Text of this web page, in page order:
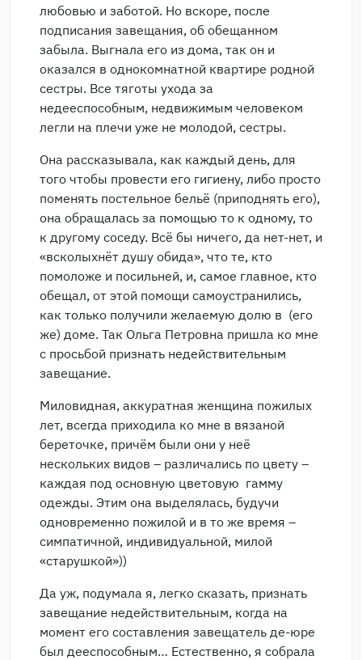
любовью и заботой. Но вскоре, после
подписания завещания, об обещанном
забыла. Выгнала его из дома, так он и
оказался в однокомнатной квартире родной
сестры. Все тяготы ухода за
недееспособным, недвижимым человеком
легли на плечи уже не молодой, сестры.
Она рассказывала, как каждый день, для
того чтобы провести его гигиену, либо просто
поменять постельное бельё (приподнять его),
она обращалась за помощью то к одному, то
к другому соседу. Всё бы ничего, да нет-нет, и
«всколыхнёт душу обида», что те, кто
помоложе и посильней, и, самое главное, кто
обещал, от этой помощи самоустранились,
как только получили желаемую долю в (его
же) доме. Так Ольга Петровна пришла ко мне
с просьбой признать недействительным
завещание.
Миловидная, аккуратная женщина пожилых
лет, всегда приходила ко мне в вязаной
береточке, причём были они у неё
нескольких видов – различались по цвету –
каждая под основную цветовую гамму
одежды. Этим она выделялась, будучи
одновременно пожилой и в то же время –
симпатичной, индивидуальной, милой
«старушкой»))
Да уж, подумала я, легко сказать, признать
завещание недействительным, когда на
момент его составления завещатель де-юре
был дееспособным… Естественно, я собрала